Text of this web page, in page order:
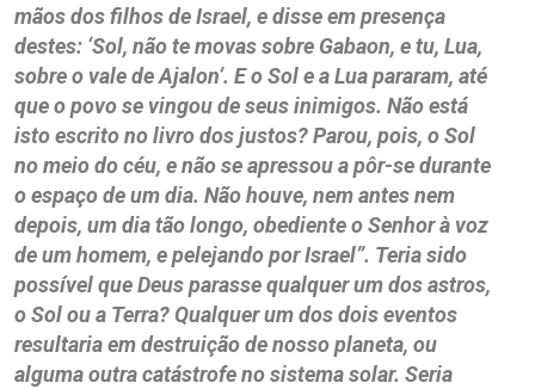
mãos dos filhos de Israel, e disse em presença
destes: ‘Sol, não te movas sobre Gabaon, e tu, Lua,
sobre o vale de Ajalon’. E o Sol e a Lua pararam, até
que o povo se vingou de seus inimigos. Não está
isto escrito no livro dos justos? Parou, pois, o Sol
no meio do céu, e não se apressou a pôr-se durante
o espaço de um dia. Não houve, nem antes nem
depois, um dia tão longo, obediente o Senhor à voz
de um homem, e pelejando por Israel”. Teria sido
possível que Deus parasse qualquer um dos astros,
o Sol ou a Terra? Qualquer um dos dois eventos
resultaria em destruição de nosso planeta, ou
alguma outra catástrofe no sistema solar. Seria